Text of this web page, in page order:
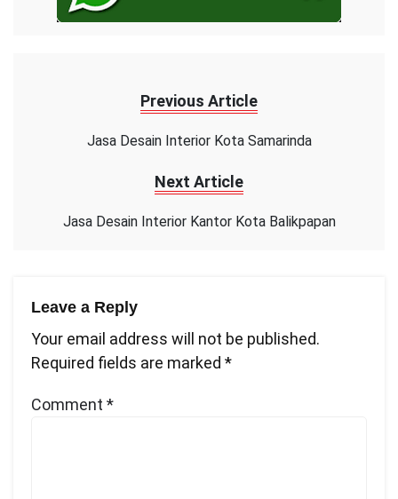
Previous Article
Jasa Desain Interior Kota Samarinda
Next Article
Jasa Desain Interior Kantor Kota Balikpapan
Leave a Reply
Your email address will not be published.
Required fields are marked *
Comment *